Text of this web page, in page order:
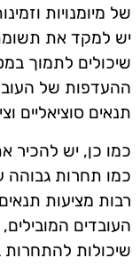
של מיומנויות
יש למקד את
שיכולים לתמוך
ההעדפות של
תנאים סוציאליים
כמו כן, יש להכיר
כמו תחרות גבוהה
רבות מציעות
העובדים
שיכולות